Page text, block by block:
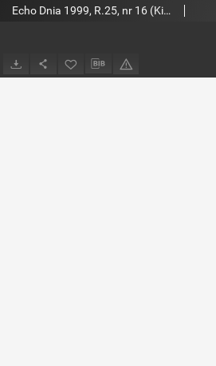
Echo Dnia 1999, R.25, nr 16 (Kieleckie)